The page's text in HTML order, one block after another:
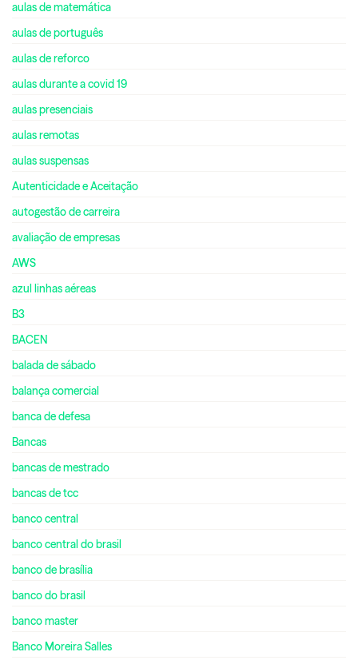
aulas de matemática
aulas de português
aulas de reforco
aulas durante a covid 19
aulas presenciais
aulas remotas
aulas suspensas
Autenticidade e Aceitação
autogestão de carreira
avaliação de empresas
AWS
azul linhas aéreas
B3
BACEN
balada de sábado
balança comercial
banca de defesa
Bancas
bancas de mestrado
bancas de tcc
banco central
banco central do brasil
banco de brasília
banco do brasil
banco master
Banco Moreira Salles